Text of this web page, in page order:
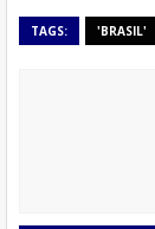
TAGS: 'BRASIL'